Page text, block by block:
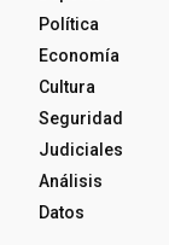
Política
Economía
Cultura
Seguridad
Judiciales
Análisis
Datos